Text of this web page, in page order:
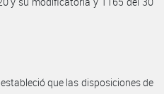
que las disposiciones de